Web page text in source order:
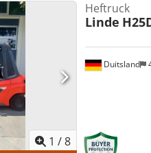
1 /8
Duitsland
Heftruck
Linde